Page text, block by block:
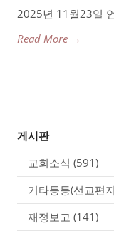
2025년 11월23일
Read More →
게시판
교회소식 (591)
기타등등(선교편
재정보고 (141)